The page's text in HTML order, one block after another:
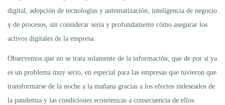
digital, adopción de tecnologías y automatización, inteligencia de negocio
y de procesos, sin considerar seria y profundamente cómo asegurar los
activos digitales de la empresa.
Observemos que no se trata solamente de la información, que de por sí ya
es un problema muy serio, en especial para las empresas que tuvieron que
transformarse de la noche a la mañana gracias a los efectos indeseados de
la pandemia y las condiciones económicas a consecuencia de ellos.